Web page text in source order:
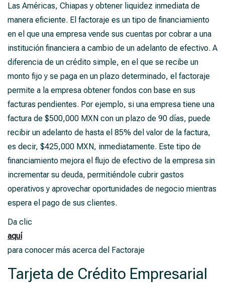
Las Américas, Chiapas y obtener liquidez inmediata de
manera eficiente. El factoraje es un tipo de financiamiento
en el que una empresa vende sus cuentas por cobrar a una
institución financiera a cambio de un adelanto de efectivo. A
diferencia de un crédito simple, en el que se recibe un
monto fijo y se paga en un plazo determinado, el factoraje
permite a la empresa obtener fondos con base en sus
facturas pendientes. Por ejemplo, si una empresa tiene una
factura de $500,000 MXN con un plazo de 90 días, puede
recibir un adelanto de hasta el 85% del valor de la factura,
es decir, $425,000 MXN, inmediatamente. Este tipo de
financiamiento mejora el flujo de efectivo de la empresa sin
incrementar su deuda, permitiéndole cubrir gastos
operativos y aprovechar oportunidades de negocio mientras
espera el pago de sus clientes.
Da clic
aquí
para conocer más acerca del Factoraje
Tarjeta de Crédito Empresarial